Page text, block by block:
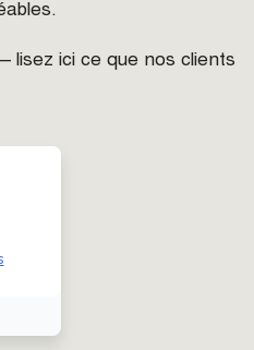
lisez ici ce que nos clients